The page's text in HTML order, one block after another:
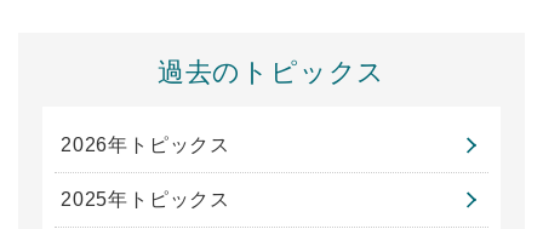
過去のトピックス
2026年トピックス
2025年トピックス